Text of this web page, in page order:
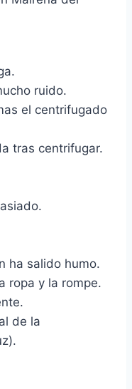
ruido.
el centrifugado
tras centrifugar.
ha salido humo.
ropa y la rompe.
de la